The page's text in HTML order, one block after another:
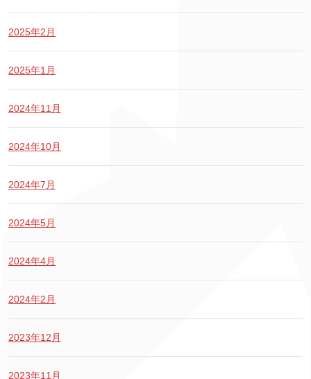
2025年2月
2025年1月
2024年11月
2024年10月
2024年7月
2024年5月
2024年4月
2024年2月
2023年12月
2023年11月